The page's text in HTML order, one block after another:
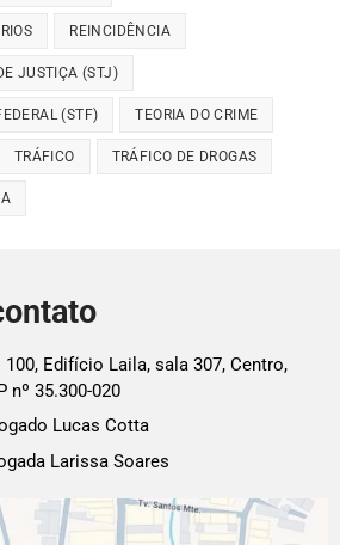
REINCIDÊNCIA
JUSTIÇA (STJ)
(STF) TEORIA DO CRIME
TRÁFICO TRÁFICO DE DROGAS
100, Edifício Laila, sala 307, Centro,
nº 35.300-020
Lucas Cotta
Larissa Soares